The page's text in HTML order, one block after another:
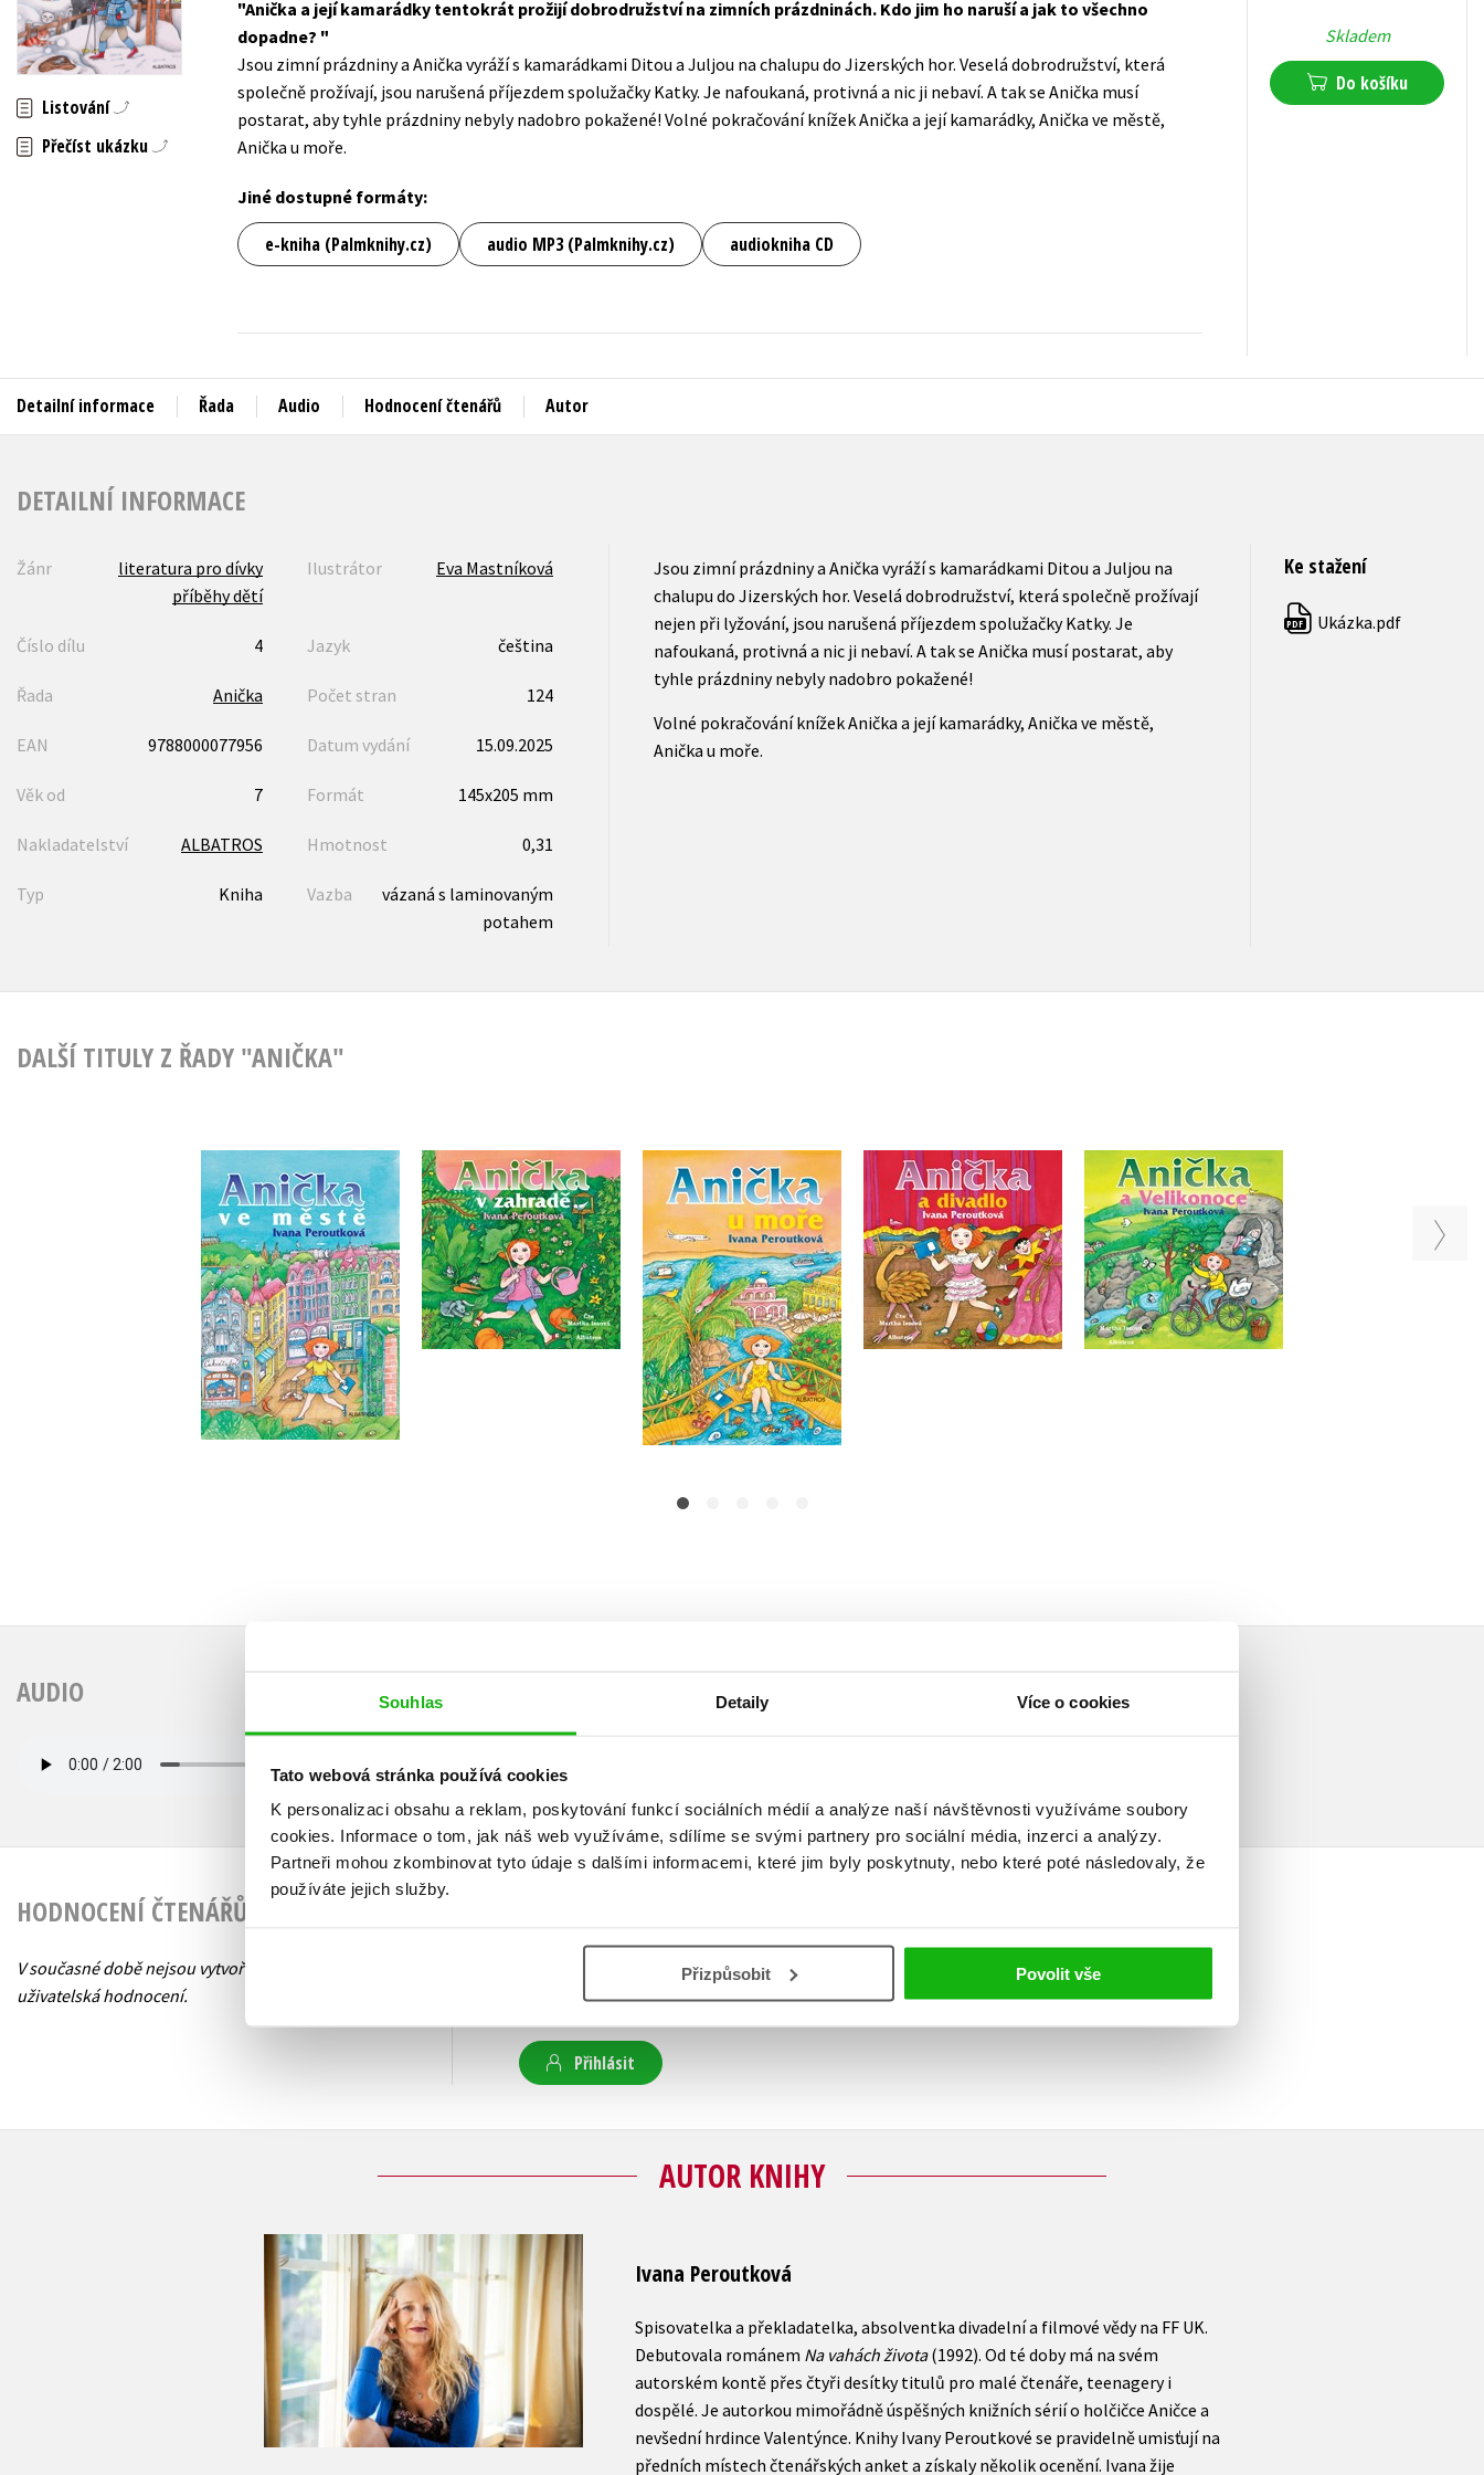
Souhlas Detaily Více o cookies
Tato webová stránka používá cookies
K personalizaci obsahu a reklam, poskytování funkcí sociálních médií a analýze naší návštěvnosti využíváme soubory
cookies. Informace o tom, jak náš web využíváme, sdílíme se svými partnery pro sociální média, inzerci a analýzy.
Partneři mohou zkombinovat tyto údaje s dalšími informacemi, které jim byly poskytnuty, nebo které poté následovaly, že
používáte jejich služby.
Přizpůsobit Povolit vše
Auto - moto
Beletrie pro děti
Byznys a ekonomie
Jazyky
Kalendáře
Kariéra a osobní rozvoj
Populárně - naučná pro dospělé
Předškoláci
Příroda a zahrada
Zahraniční literatura
Zdraví a životní styl
Všechny tituly
Listování
Přečíst ukázku
Anička a její kamarádky tentokrát prožijí dobrodružství na zimních prázdninách. Kdo jim ho naruší a jak to všechno
dopadne?
Jsou zimní prázdniny a Anička vyráží s kamarádkami Ditou a Juljou na chalupu do Jizerských hor. Veselá dobrodružství, která
společně prožívají, jsou narušená příjezdem spolužačky Katky. Je nafoukaná, protivná a nic ji nebaví. A tak se Anička musí
postarat, aby tyhle prázdniny nebyly nadobro pokažené! Volné pokračování knížek Anička a její kamarádky, Anička ve městě,
Anička u moře.
Jiné dostupné formáty:
e-kniha (Palmknihy.cz) audio MP3 (Palmknihy.cz) audiokniha CD
Skladem
Do košíku
Detailní informace Řada Audio Hodnocení čtenářů Autor
DETAILNÍ INFORMACE
Žánr
literatura pro dívky
příběhy dětí
Ilustrátor Eva Mastníková
Číslo dílu 4 Jazyk čeština
Řada Anička Počet stran 124
EAN 9788000077956 Datum vydání 15.09.2025
Věk od 7 Formát 145x205 mm
Nakladatelství ALBATROS Hmotnost 0,31
Typ Kniha Vazba
vázaná s laminovaným
potahem
Jsou zimní prázdniny a Anička vyráží s kamarádkami Ditou a Juljou na
chalupu do Jizerských hor. Veselá dobrodružství, která společně prožívají
nejen při lyžování, jsou narušená příjezdem spolužačky Katky. Je
nafoukaná, protivná a nic ji nebaví. A tak se Anička musí postarat, aby
tyhle prázdniny nebyly nadobro pokažené!
Volné pokračování knížek Anička a její kamarádky, Anička ve městě,
Anička u moře.
Ke stažení
PDF Ukázka.pdf
DALŠÍ TITULY Z ŘADY "ANIČKA"
Anička ve městě
Ivana Peroutková
Do košíku
269 Kč
215 Kč
Anička v zahradě
(audiokniha)
Ivana Peroutková
Anička u moře
Ivana Peroutková
Do košíku
269 Kč
215 Kč
Anička a divadlo
(audiokniha)
Ivana Peroutková
Anička a Velikonoce
(audiokniha)
Ivana Peroutková Ivana Peroutková
AUDIO
HODNOCENÍ ČTENÁŘŮ
V současné době nejsou vytvořena žádná
uživatelská hodnocení.
Přihlásit
AUTOR KNIHY
Ivana Peroutková
Spisovatelka a překladatelka, absolventka divadelní a filmové vědy na FF UK.
Debutovala románem Na vahách života(1992). Od té doby má na svém
autorském kontě přes čtyři desítky titulů pro malé čtenáře, teenagery i
dospělé. Je autorkou mimořádně úspěšných knižních sérií o holčičce Aničce a
nevšední hrdince Valentýnce. Knihy Ivany Peroutkové se pravidelně umisťují na
předních místech čtenářských anket a získaly několik ocenění. Ivana žije